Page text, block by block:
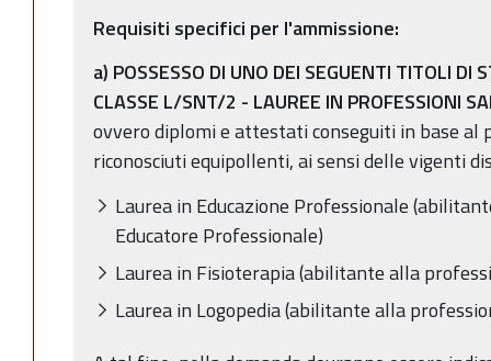
Requisiti specifici per l'ammissione:
a) POSSESSO DI UNO DEI SEGUENTI TITOLI DI
CLASSE L/SNT/2 - LAUREE IN PROFESSIONI
ovvero diplomi e attestati conseguiti in base al
riconosciuti equipollenti, ai sensi delle vigenti
Laurea in Educazione Professionale
Educatore Professionale)
Laurea in Fisioterapia (abilitante alla
Laurea in Logopedia (abilitante alla